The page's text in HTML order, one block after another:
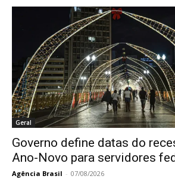
Geral
Governo define datas do
Ano-Novo para servidores
Agência Brasil - 07/08/2026